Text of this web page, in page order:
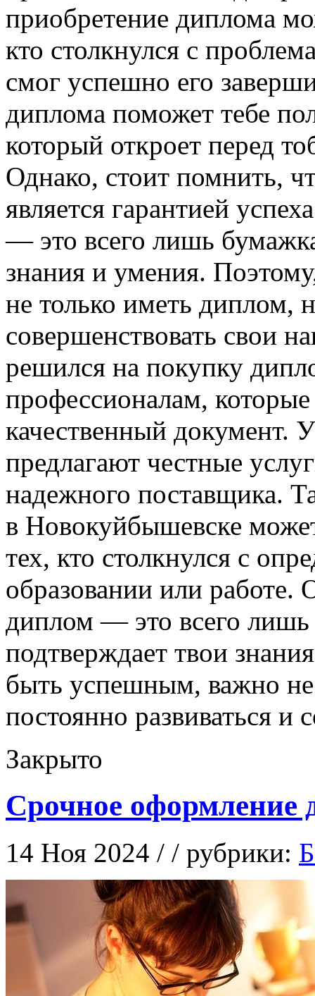
приобретение диплома
кто столкнулся с
смог успешно его
диплома поможет тебе
который откроет перед
Однако, стоит помнить,
является гарантией
— это всего лишь
знания и умения.
не только иметь диплом,
совершенствовать свои
решился на покупку
профессионалам, которые
качественный документ.
предлагают честные
надежного поставщика.
в Новокуйбышевске
тех, кто столкнулся с
образовании или работе.
диплом — это всего лишь
подтверждает твои
быть успешным, важно
постоянно развиваться и
Закрыто
Срочное оформление
14 Ноя 2024 / / рубрики: